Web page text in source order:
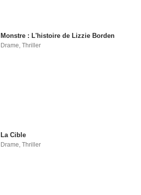
Monstre : L'histoire de Lizzie Borden
Drame,Thriller
La Cible
Drame ,Thriller